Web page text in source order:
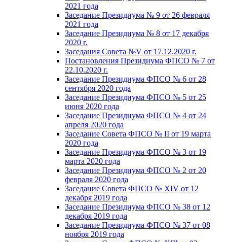
2021 года
Заседание Президиума № 9 от 26 февраля
2021 года
Заседание Президиума № 8 от 17 декабря
2020 г.
Заседания Совета №V от 17.12.2020 г.
Постановления Президиума ФПСО № 7 от
22.10.2020 г.
Заседание Президиума ФПСО № 6 от 28
сентября 2020 года
Заседание Президиума ФПСО № 5 от 25
июня 2020 года
Заседание Президиума ФПСО № 4 от 24
апреля 2020 года
Заседание Совета ФПСО № II от 19 марта
2020 года
Заседание Президиума ФПСО № 3 от 19
марта 2020 года
Заседание Президиума ФПСО № 2 от 20
февраля 2020 года
Заседание Совета ФПСО № XIV от 12
декабря 2019 года
Заседание Президиума ФПСО № 38 от 12
декабря 2019 года
Заседание Президиума ФПСО № 37 от 08
ноября 2019 года